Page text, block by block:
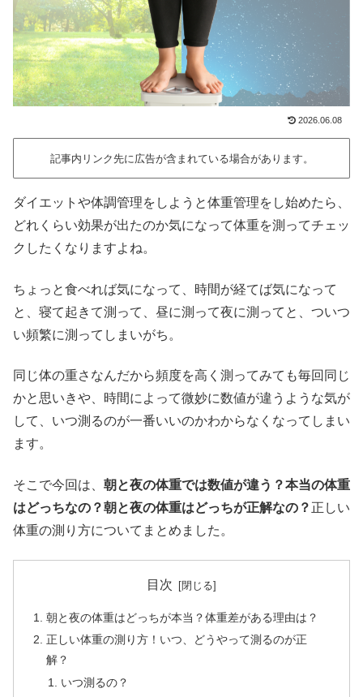
2026.06.08
記事内リンク先に広告が含まれている場合があります。
ダイエットや体調管理をしようと体重管理をし始めたら、
どれくらい効果が出たのか気になって体重を測ってチェッ
クしたくなりますよね。
ちょっと食べれば気になって、時間が経てば気になって
と、寝て起きて測って、昼に測って夜に測ってと、ついつ
い頻繁に測ってしまいがち。
同じ体の重さなんだから頻度を高く測ってみても毎回同じ
かと思いきや、時間によって微妙に数値が違うような気が
して、いつ測るのが一番いいのかわからなくなってしまい
ます。
そこで今回は、 朝と夜の体重では数値が違う？本当の体重
はどっちなの？朝と夜の体重はどっちが正解なの？ 正しい
体重の測り方についてまとめました。
目次
朝と夜の体重はどっちが本当？体重差がある理由は？
正しい体重の測り方！いつ、どうやって測るのが正
解？
いつ測るの？